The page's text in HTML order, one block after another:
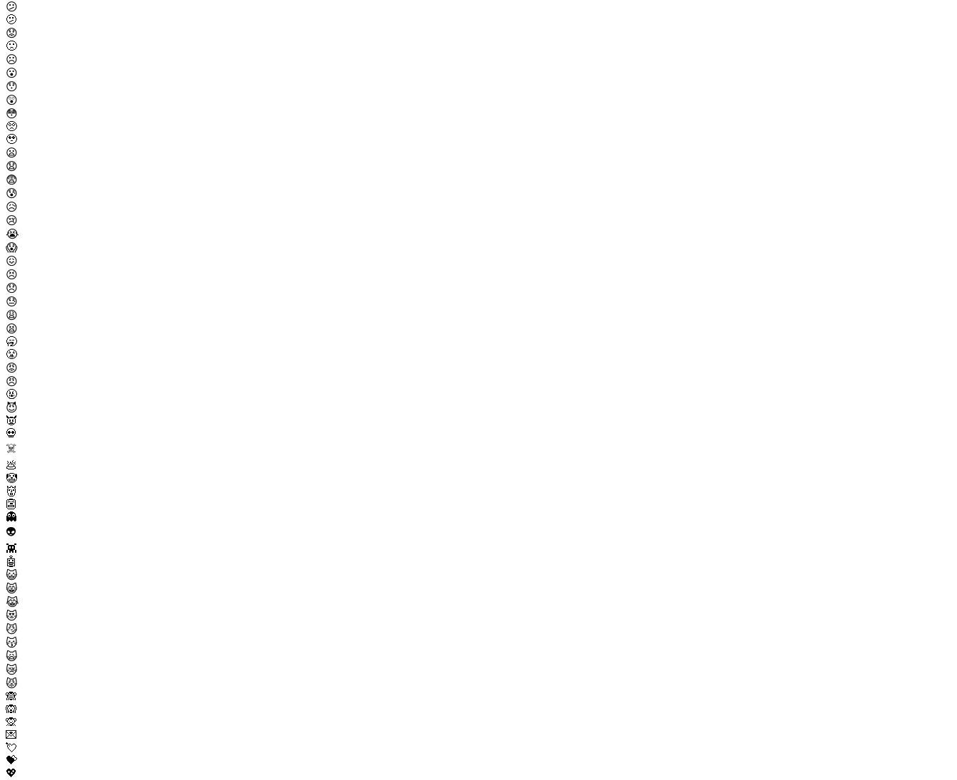
😕
🫤
😟
🙁
☹️
😮
😯
😲
😳
🥺
🥹
😦
😧
😨
😰
😥
😢
😭
😱
😖
😣
😞
😓
😩
😫
🥱
😤
😡
😠
🤬
😈
👿
💀
☠️
💩
🤡
👹
👺
👻
👽
👾
🤖
😺
😸
😹
😻
😼
😽
🙀
😿
😾
🙈
🙉
🙊
💌
💘
💝
💖